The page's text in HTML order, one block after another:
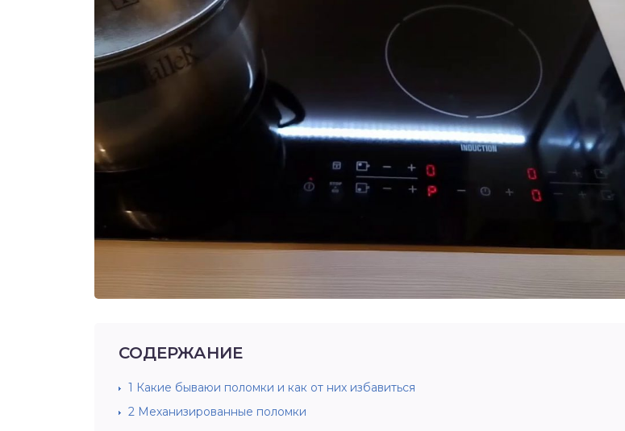
СОДЕРЖАНИЕ
1 Какие бываюи поломки и как от них избавиться
2 Механизированные поломки